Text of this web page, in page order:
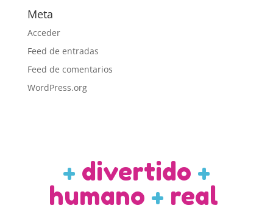
Meta
Acceder
Feed de entradas
Feed de comentarios
WordPress.org
+ divertido +
humano + real